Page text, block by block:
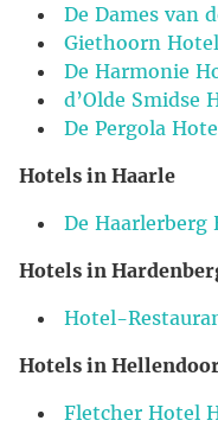
De Dames van
Giethoorn Hotel
De Harmonie
d’Olde Smidse
De Pergola
Hotels in Haarle
De
Hotels in
Hotel-
Hotels in
Fletcher Hotel